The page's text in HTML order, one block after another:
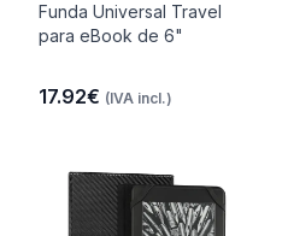
Funda Universal Travel
para eBook de 6"
17.92€ (IVA incl.)